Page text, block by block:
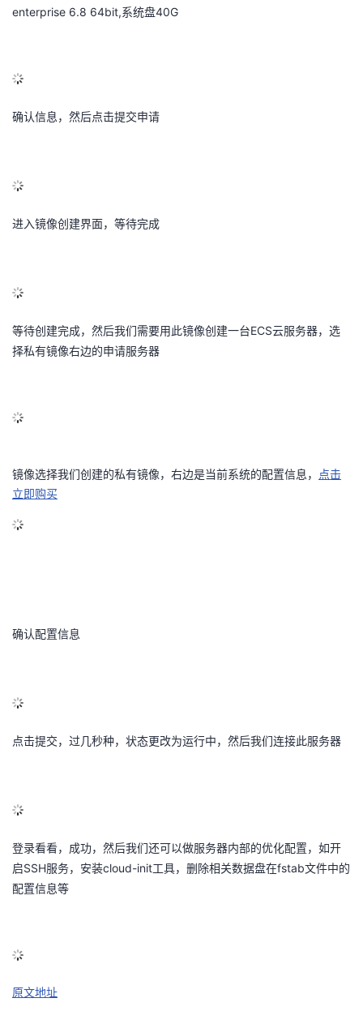
enterprise 6.8 64bit,系统盘40G
确认信息，然后点击提交申请
进入镜像创建界面，等待完成
等待创建完成，然后我们需要用此镜像创建一台ECS云服务器，选
择私有镜像右边的申请服务器
镜像选择我们创建的私有镜像，右边是当前系统的配置信息，
点击
立即购买
确认配置信息
点击提交，过几秒种，状态更改为运行中，然后我们连接此服务器
登录看看，成功，然后我们还可以做服务器内部的优化配置，如开
启SSH服务，安装cloud-init工具，删除相关数据盘在fstab文件中的
配置信息等
原文地址